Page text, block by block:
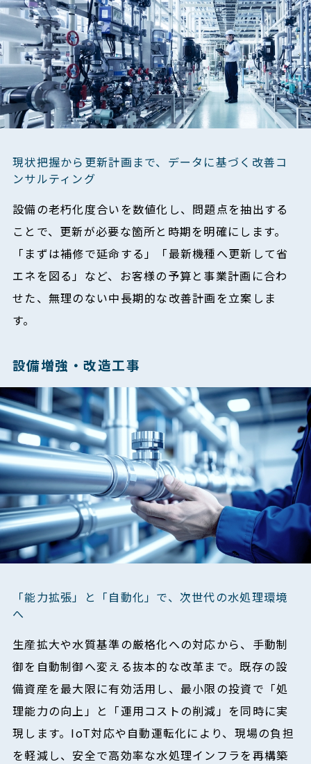
現状把握から更新計画まで、データに基づく改善コ
ンサルティング
設備の老朽化度合いを数値化し、問題点を抽出する
ことで、更新が必要な箇所と時期を明確にします。
「まずは補修で延命する」「最新機種へ更新して省
エネを図る」など、お客様の予算と事業計画に合わ
せた、無理のない中長期的な改善計画を立案しま
す。
設備増強・改造工事
「能力拡張」と「自動化」で、次世代の水処理環境
へ
生産拡大や水質基準の厳格化への対応から、手動制
御を自動制御へ変える抜本的な改革まで。既存の設
備資産を最大限に有効活用し、最小限の投資で「処
理能力の向上」と「運用コストの削減」を同時に実
現します。IoT対応や自動運転化により、現場の負担
を軽減し、安全で高効率な水処理インフラを再構築